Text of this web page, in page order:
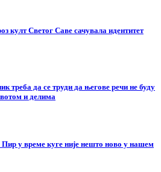
култ Светог Саве сачувала идентитет
треба да се труди да његове речи не буду
и делима
у време куге није нешто ново у нашем